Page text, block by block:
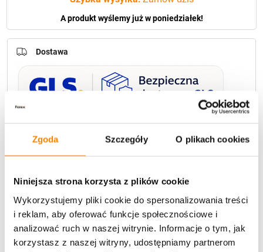
Zgoda Szczegóły O plikach cookies
Niniejsza strona korzysta z plików cookie
Wykorzystujemy pliki cookie do spersonalizowania treści
i reklam, aby oferować funkcje społecznościowe i
analizować ruch w naszej witrynie. Informacje o tym, jak
korzystasz z naszej witryny, udostępniamy partnerom
Dostawa
Darmowa dostawa:
od 49 zł
Metody płatności
A produkt wyślemy już w poniedziałek!